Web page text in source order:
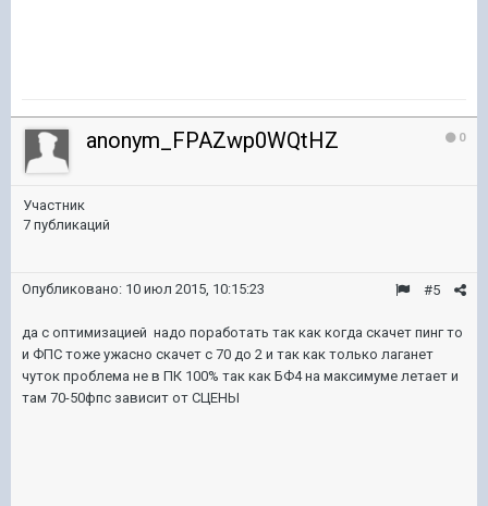
0
anonym_FPAZwp0WQtHZ
Участник
7 публикаций
#5
Опубликовано: 10 июл 2015, 10:15:23
да с оптимизацией надо поработать так как когда скачет пинг то
и ФПС тоже ужасно скачет с 70 до 2 и так как только лаганет
чуток проблема не в ПК 100% так как БФ4 на максимуме летает и
там 70-50фпс зависит от СЦЕНЫ